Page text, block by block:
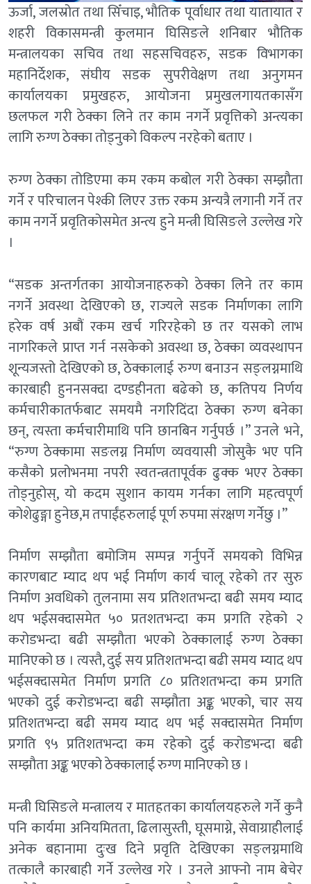
ऊर्जा, जलस्रोत तथा सिँचाइ, भौतिक पूर्वाधार तथा यातायात र
शहरी विकासमन्त्री कुलमान घिसिङले शनिबार भौतिक
मन्त्रालयका सचिव तथा सहसचिवहरु, सडक विभागका
महानिर्देशक, संघीय सडक सुपरीवेक्षण तथा अनुगमन
कार्यालयका प्रमुखहरु, आयोजना प्रमुखलगायतकासँग
छलफल गरी ठेक्का लिने तर काम नगर्ने प्रवृत्तिको अन्त्यका
लागि रुग्ण ठेक्का तोड्नुको विकल्प नरहेको बताए ।
रुग्ण ठेक्का तोडिएमा कम रकम कबोल गरी ठेक्का सम्झौता
गर्ने र परिचालन पेश्की लिएर उक्त रकम अन्यत्रै लगानी गर्ने तर
काम नगर्ने प्रवृतिकोसमेत अन्त्य हुने मन्त्री घिसिङले उल्लेख गरे
।
“सडक अन्तर्गतका आयोजनाहरुको ठेक्का लिने तर काम
नगर्ने अवस्था देखिएको छ, राज्यले सडक निर्माणका लागि
हरेक वर्ष अबौं रकम खर्च गरिरहेको छ तर यसको लाभ
नागरिकले प्राप्त गर्न नसकेको अवस्था छ, ठेक्का व्यवस्थापन
शून्यजस्तो देखिएको छ, ठेक्कालाई रुग्ण बनाउन सङ्लग्नमाथि
कारबाही हुननसक्दा दण्डहीनता बढेको छ, कतिपय निर्णय
कर्मचारीकातर्फबाट समयमै नगरिदिंदा ठेक्का रुग्ण बनेका
छन्, त्यस्ता कर्मचारीमाथि पनि छानबिन गर्नुपर्छ ।” उनले भने,
“रुग्ण ठेक्कामा सङलग्न निर्माण व्यवयासी जोसुकै भए पनि
कसैको प्रलोभनमा नपरी स्वतन्त्रतापूर्वक ढुक्क भएर ठेक्का
तोड्नुहोस्, यो कदम सुशान कायम गर्नका लागि महत्वपूर्ण
कोशेढुङ्गा हुनेछ,म तपाईंहरुलाई पूर्ण रुपमा संरक्षण गर्नेछु ।”
निर्माण सम्झौता बमोजिम सम्पन्न गर्नुपर्ने समयको विभिन्न
कारणबाट म्याद थप भई निर्माण कार्य चालू रहेको तर सुरु
निर्माण अवधिको तुलनामा सय प्रतिशतभन्दा बढी समय म्याद
थप भईसक्दासमेत ५० प्रतशतभन्दा कम प्रगति रहेको २
करोडभन्दा बढी सम्झौता भएको ठेक्कालाई रुग्ण ठेक्का
मानिएको छ । त्यस्तै, दुई सय प्रतिशतभन्दा बढी समय म्याद थप
भईसक्दासमेत निर्माण प्रगति ८० प्रतिशतभन्दा कम प्रगति
भएको दुई करोडभन्दा बढी सम्झौता अङ्क भएको, चार सय
प्रतिशतभन्दा बढी समय म्याद थप भई सक्दासमेत निर्माण
प्रगति ९५ प्रतिशतभन्दा कम रहेको दुई करोडभन्दा बढी
सम्झौता अङ्क भएको ठेक्कालाई रुग्ण मानिएको छ ।
मन्त्री घिसिङले मन्त्रालय र मातहतका कार्यालयहरुले गर्ने कुनै
पनि कार्यमा अनियमितता, ढिलासुस्ती, घूसमाग्ने, सेवाग्राहीलाई
अनेक बहानामा दुःख दिने प्रवृति देखिएका सङ्लग्नमाथि
तत्कालै कारबाही गर्ने उल्लेख गरे । उनले आफ्नो नाम बेचेर